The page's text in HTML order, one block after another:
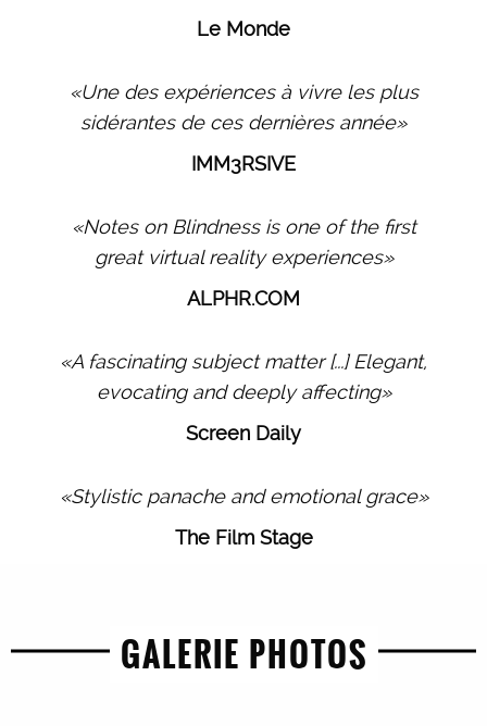
Le Monde
«Une des expériences à vivre les plus
sidérantes de ces dernières année»
IMM3RSIVE
«Notes on Blindness is one of the first
great virtual reality experiences»
ALPHR.COM
«A fascinating subject matter [...] Elegant,
evocating and deeply affecting»
Screen Daily
«Stylistic panache and emotional grace»
The Film Stage
GALERIE PHOTOS